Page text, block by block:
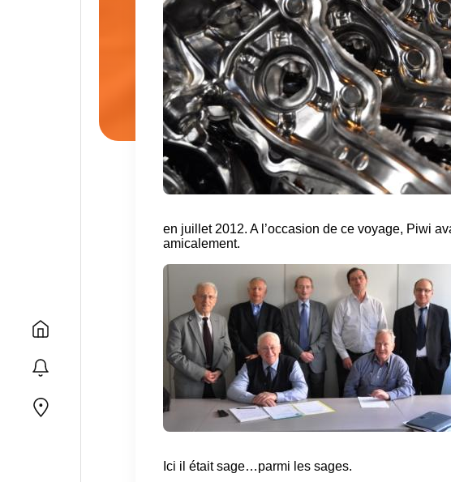
en juillet 2012. A l’occasion de ce voyage, Piwi
amicalement.
Ici il était sage…parmi les sages.